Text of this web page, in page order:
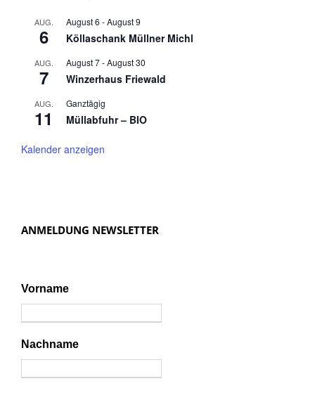
AUG.
6
August 6 -August 9
Köllaschank Müllner Michl
AUG.
7
August 7-August 30
Winzerhaus Friewald
AUG.
11
Ganztägig
Müllabfuhr – BIO
Kalender anzeigen
ANMELDUNG NEWSLETTER
Vorname
Nachname